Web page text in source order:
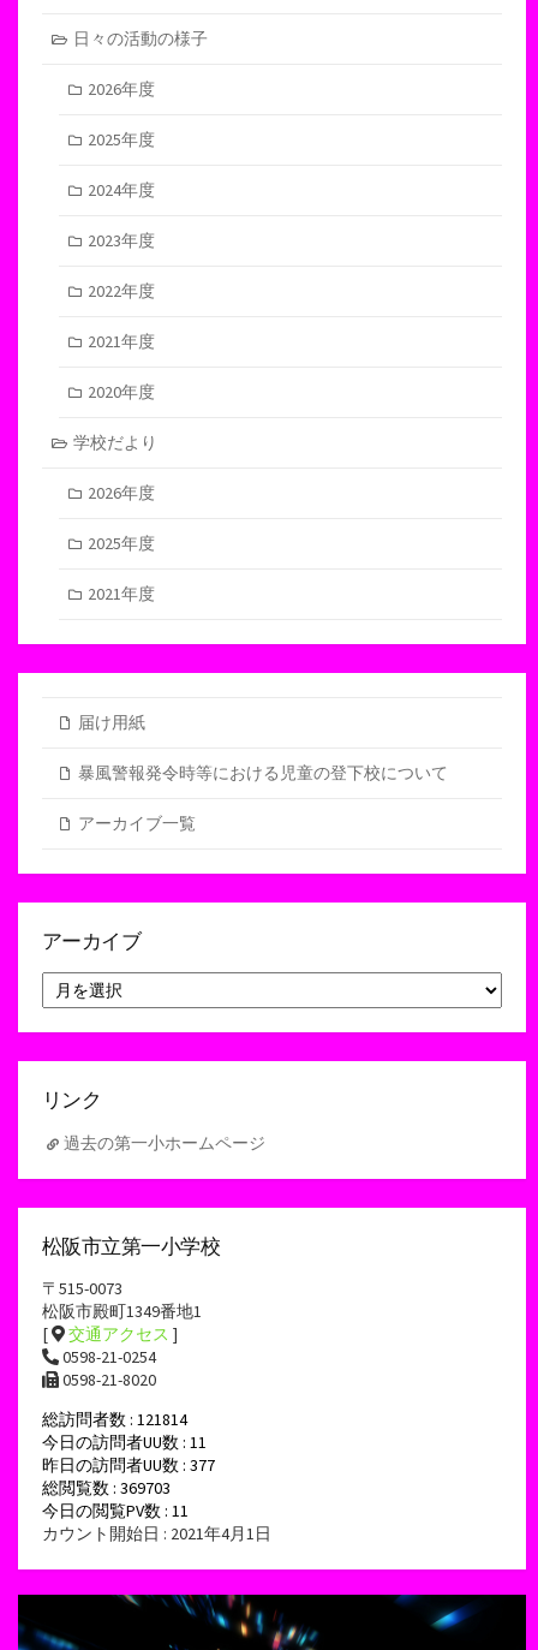
日々の活動の様子
2026年度
2025年度
2024年度
2023年度
2022年度
2021年度
2020年度
学校だより
2026年度
2025年度
2021年度
届け用紙
暴風警報発令時等における児童の登下校について
アーカイブ一覧
アーカイブ
ー
カ
リンク
過去の第一小ホームページ
松阪市立第一小学校
〒515-0073
松阪市殿町1349番地1
[
交通アクセス ]
0598-21-0254
0598-21-8020
総訪問者数 : 121814
今日の訪問者UU数 : 11
昨日の訪問者UU数 : 377
総閲覧数 : 369703
今日の閲覧PV数 : 11
カウント開始日 : 2021年4月1日